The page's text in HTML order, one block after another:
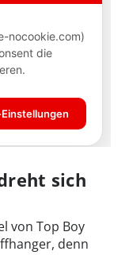
sich
von Top Boy
denn